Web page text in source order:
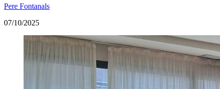
Pere Fontanals
07/10/2025